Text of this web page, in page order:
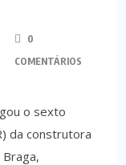
0
COMENTÁRIOS
o sexto
da construtora